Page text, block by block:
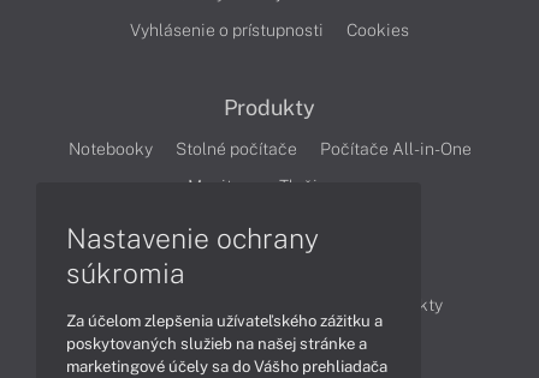
Vyhlásenie o prístupnosti
Cookies
Produkty
Notebooky Stolné počítače
Počítače All-in-One
Monitory
Tlačiarne
Produkty
Technológie
Videá
Nastavenie ochrany
súkromia
Za účelom zlepšenia užívateľského zážitku a
poskytovaných služieb na našej stránke a
marketingové účely sa do Vášho prehliadača